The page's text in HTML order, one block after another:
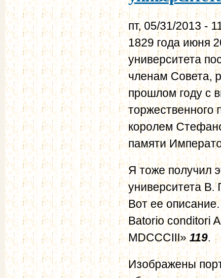
пт, 05/31/2013 -
1829 года июня
университета
членам Совета,
прошлом году с
торжественного
королем
памяти
Я тоже получил
университета
Вот ее
Batorio conditori
MDCCCIII»119.
Изображены